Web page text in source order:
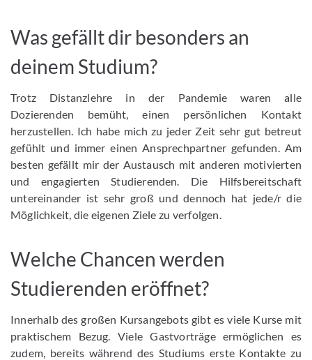
Was gefällt dir besonders an
deinem Studium?
Trotz Distanzlehre in der Pandemie waren alle
Dozierenden bemüht, einen persönlichen Kontakt
herzustellen. Ich habe mich zu jeder Zeit sehr gut betreut
gefühlt und immer einen Ansprechpartner gefunden. Am
besten gefällt mir der Austausch mit anderen motivierten
und engagierten Studierenden. Die Hilfsbereitschaft
untereinander ist sehr groß und dennoch hat jede/r die
Möglichkeit, die eigenen Ziele zu verfolgen.
Welche Chancen werden
Studierenden eröffnet?
Innerhalb des großen Kursangebots gibt es viele Kurse mit
praktischem Bezug. Viele Gastvorträge ermöglichen es
zudem, bereits während des Studiums erste Kontakte zu